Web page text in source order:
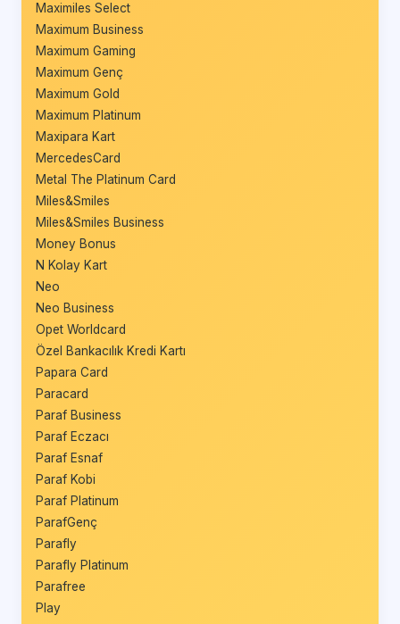
Maximiles Select
Maximum Business
Maximum Gaming
Maximum Genç
Maximum Gold
Maximum Platinum
Maxipara Kart
MercedesCard
Metal The Platinum Card
Miles&Smiles
Miles&Smiles Business
Money Bonus
N Kolay Kart
Neo
Neo Business
Opet Worldcard
Özel Bankacılık Kredi Kartı
Papara Card
Paracard
Paraf Business
Paraf Eczacı
Paraf Esnaf
Paraf Kobi
Paraf Platinum
ParafGenç
Parafly
Parafly Platinum
Parafree
Play